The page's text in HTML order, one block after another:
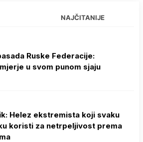
NAJČITANIJE
Ruske Federacije:
u svom punom sjaju
Helez ekstremista koji svaku
koristi za netrpeljivost prema